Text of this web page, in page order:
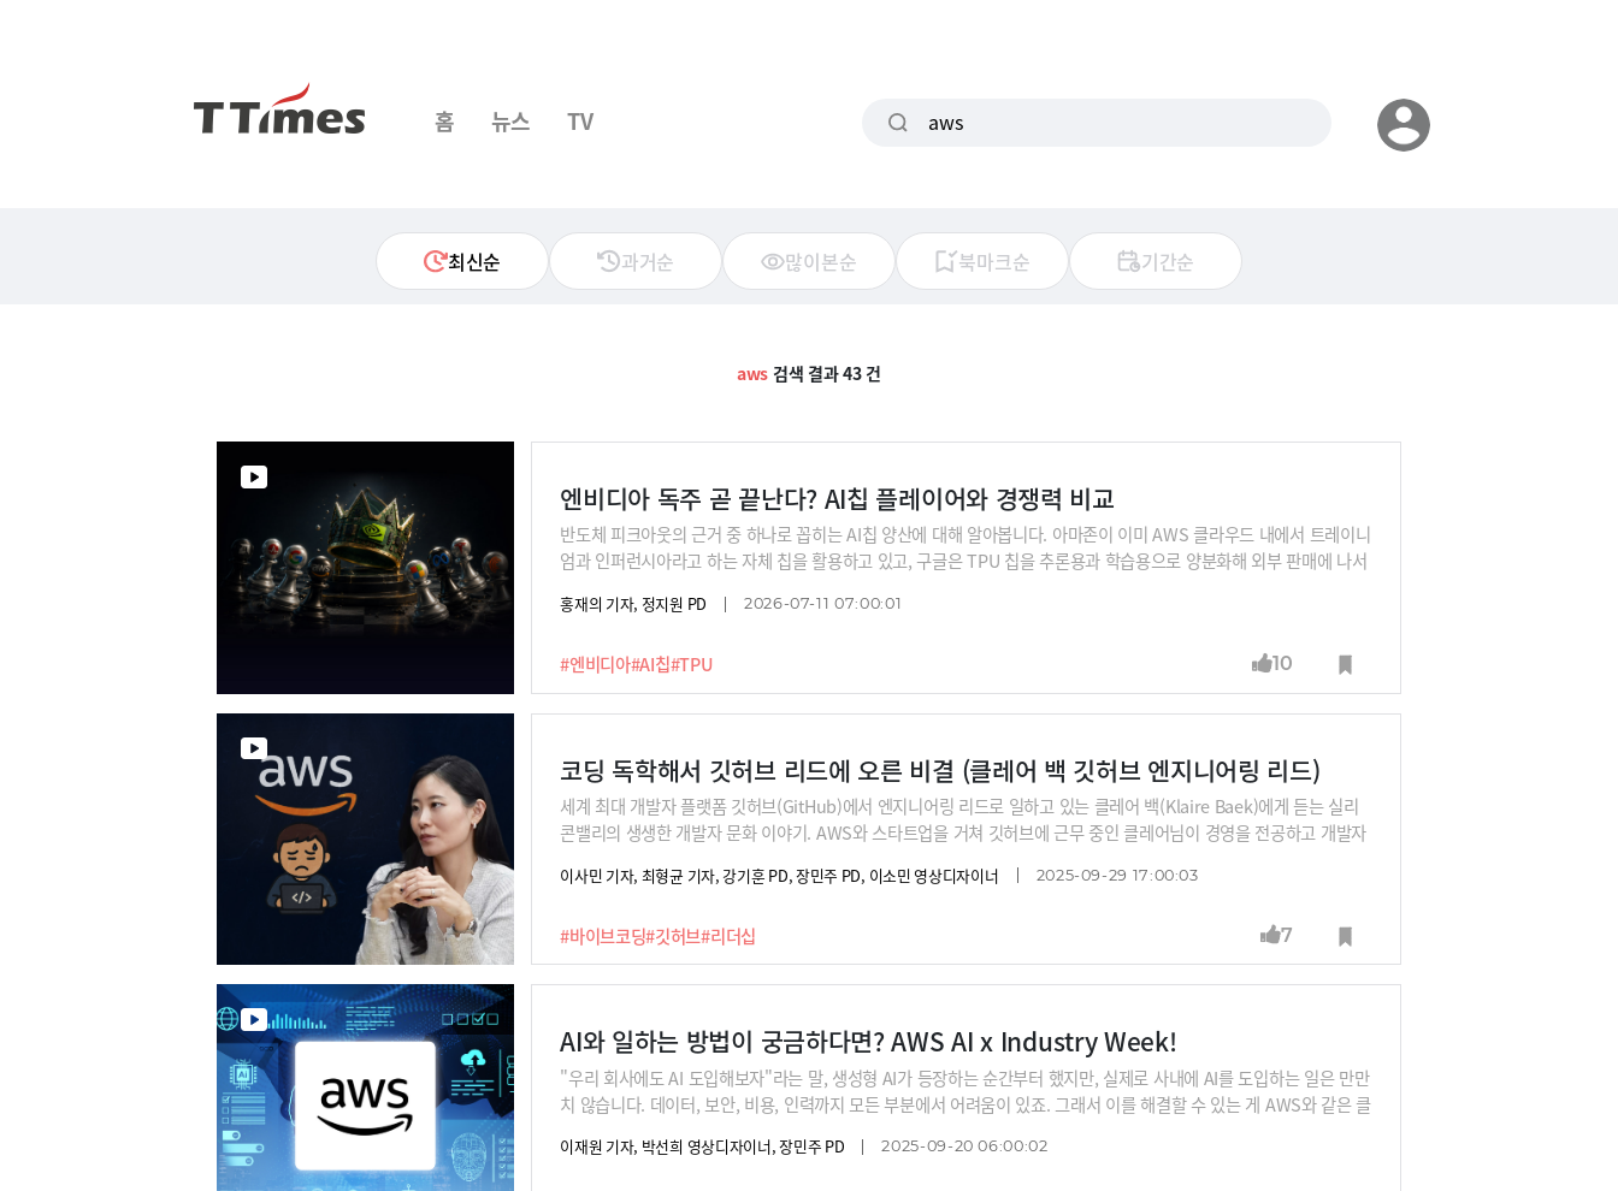
홈 뉴스 TV
최신순 과거순 많이본순 북마크순 기간순
aws 검색 결과 43 건
엔비디아 독주 곧 끝난다? AI칩 플레이어와 경쟁력 비교
#엔비디아#AI칩#TPU
반도체 피크아웃의 근거 중 하나로 꼽히는 AI칩 양산에 대해 알아봅니다. 아마존이 이미 AWS 클라우드 내에서 트레이니
엄과 인퍼런시아라고 하는 자체 칩을 활용하고 있고, 구글은 TPU 칩을 추론용과 학습용으로 양분화해 외부 판매에 나서
스닥 상장을 완료한 세레브라스를 비롯해 국내외 스타트업들이 판매처를 확보하고 양산에 나서고 있습니다. AI칩 붐이
창업자와 함께 알아봅니다.
홍재의 기자, 정지원 PD 2026-07-11 07:00:01
10
코딩 독학해서 깃허브 리드에 오른 비결 (클레어 백 깃허브 엔지니어링 리드)
#바이브코딩#깃허브#리더십
세계 최대 개발자 플랫폼 깃허브(GitHub)에서 엔지니어링 리드로 일하고 있는 클레어 백(Klaire Baek)에게 듣는 실리
콘밸리의 생생한 개발자 문화 이야기. AWS와 스타트업을 거쳐 깃허브에 근무 중인 클레어님이 경영을 전공하고 개발자
이사민 기자, 최형균 기자, 강기훈 PD, 장민주 PD, 이소민 영상디자이너 2025-09-29 17:00:03
7
AI와 일하는 방법이 궁금하다면? AWS AI x Industry Week!
"우리 회사에도 AI 도입해보자"라는 말, 생성형 AI가 등장하는 순간부터 했지만, 실제로 사내에 AI를 도입하는 일은 만만
치 않습니다. 데이터, 보안, 비용, 인력까지 모든 부분에서 어려움이 있죠. 그래서 이를 해결할 수 있는 게 AWS와 같은 클
해결할 수 있다는 장점이 있습니다.이런 AWS의 클라우드 AI 서비스를 활용해 일하는 방식을 개선하고, 생산성을 높인
이재원 기자, 박선희 영상디자이너, 장민주 PD 2025-09-20 06:00:02